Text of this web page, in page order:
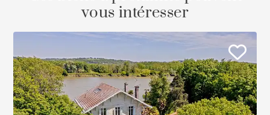
vous intéresser